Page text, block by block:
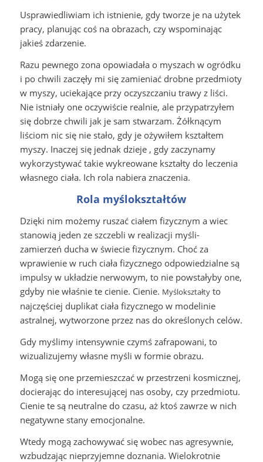
Usprawiedliwiam ich istnienie, gdy tworze je na użytek
pracy, planując coś na obrazach, czy wspominając
jakieś zdarzenie.
Razu pewnego zona opowiadała o myszach w ogródku
i po chwili zaczęły mi się zamieniać drobne przedmioty
w myszy, uciekające przy oczyszczaniu trawy z liści.
Nie istniały one oczywiście realnie, ale przypatrzyłem
się dobrze chwili jak je sam stwarzam. Żółknącym
liściom nic się nie stało, gdy je ożywiłem kształtem
myszy. Inaczej się jednak dzieje , gdy zaczynamy
wykorzystywać takie wykreowane kształty do leczenia
własnego ciała. Ich rola nabiera znaczenia.
Rola myślokształtów
Dzięki nim możemy ruszać ciałem fizycznym a wiec
stanowią jeden ze szczebli w realizacji myśli-
zamierzeń ducha w świecie fizycznym. Choć za
wprawienie w ruch ciała fizycznego odpowiedzialne są
impulsy w układzie nerwowym, to nie powstałyby one,
gdyby nie właśnie te cienie. Cienie. Myślokształtyto
najczęściej duplikat ciała fizycznego w modelinie
astralnej, wytworzone przez nas do określonych celów.
Gdy myślimy intensywnie czymś zafrapowani, to
wizualizujemy własne myśli w formie obrazu.
Mogą się one przemieszczać w przestrzeni kosmicznej,
docierając do interesującej nas osoby, czy przedmiotu.
Cienie te są neutralne do czasu, aż ktoś zawrze w nich
negatywne stany emocjonalne.
Wtedy mogą zachowywać się wobec nas agresywnie,
wzbudzając nieprzyjemne doznania. Wielokrotnie